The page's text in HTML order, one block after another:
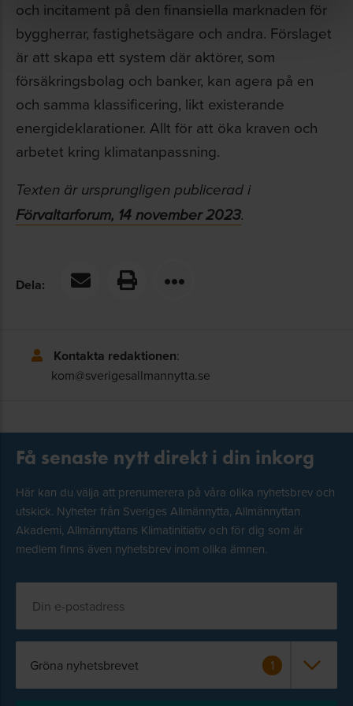
och incitament på den finansiella marknaden för
byggherrar, fastighetsägare och andra. Förslaget
är att skapa ett system där aktörer, som
försäkringsbolag och banker, kan agera på en
och samma klassificering, likt existerande
energideklarationer. Allt för att öka kraven och
arbetet kring klimatanpassning.
Texten är ursprungligen publicerad i
Förvaltarforum, 14 november 2023.
Dela:
Kontakta redaktionen:
kom@sverigesallmannytta.se
Få senaste nytt direkt i din inkorg
Här kan du välja att prenumerera på våra olika nyhetsbrev och
utskick. Nyheter från Sveriges Allmännytta, Allmännyttan
Akademi, Allmännyttans Klimatinitiativ och för dig som är
medlem finns även nyhetsbrev inom olika ämnen.
Gröna nyhetsbrevet 1